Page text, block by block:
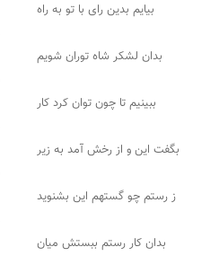
بیایم بدین رای با تو به راه
بدان لشکر شاه توران شویم
ببینیم تا چون توان کرد کار
بگفت این و از رخش آمد به زیر
ز رستم چو گستهم این بشنوید
بدان کار رستم ببستش میان